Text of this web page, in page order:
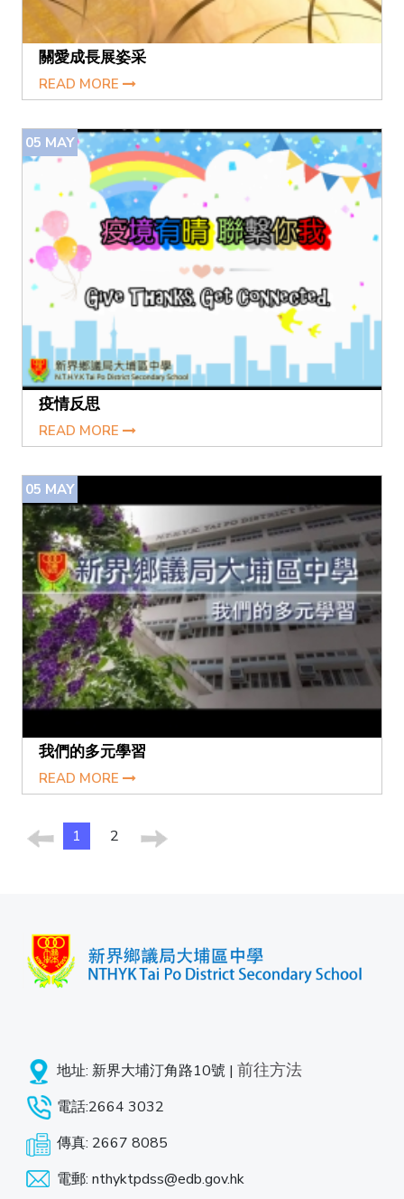
關愛成長展姿采
READ MORE
05 MAY
疫情反思
READ MORE
05 MAY
我們的多元學習
READ MORE
1 2
地址: 新界大埔汀角路10號 | 前往方法
電話:2664 3032
傳真: 2667 8085
電郵: nthyktpdss@edb.gov.hk